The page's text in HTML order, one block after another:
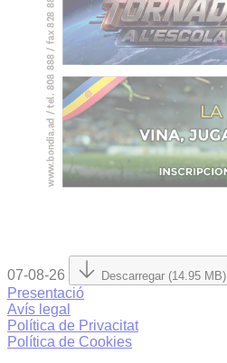
07-08-26 Descarregar (14.95 MB)
Presentació
Avís legal
Política de Privacitat
Política de Cookies